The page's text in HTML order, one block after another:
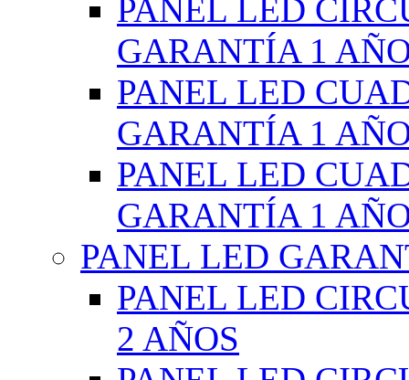
PANEL LED
GARANTÍA 1
PANEL LED
GARANTÍA 1
PANEL LED
GARANTÍA 1
PANEL LED
PANEL LED
2 AÑOS